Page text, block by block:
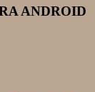
ANDROID